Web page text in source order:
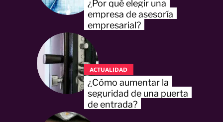
¿Por qué elegir una
empresa de asesoría
empresarial?
ACTUALIDAD
¿Cómo aumentar la
seguridad de una puerta
de entrada?